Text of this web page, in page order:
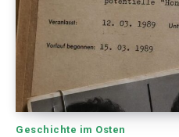
Geschichte im Osten